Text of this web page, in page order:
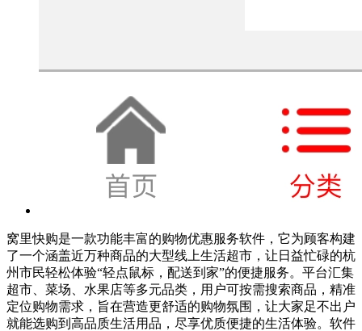
窝里快购是一款功能丰富的购物优惠服务软件，它为顾客构建
了一个涵盖近万种商品的大型线上生活超市，让日益忙碌的杭
州市民轻松体验“轻点鼠标，配送到家”的便捷服务。平台汇集
超市、菜场、水果店等多元品类，用户可按需搜索商品，精准
定位购物需求，旨在营造更舒适的购物氛围，让大家足不出户
就能选购到高品质生活用品，尽享优质便捷的生活体验。软件